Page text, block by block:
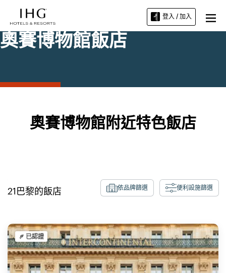
登入 / 加入
奧賽博物館飯店
奧賽博物館附近特色飯店
21 巴黎的飯店 依品牌篩選 便利設施篩選
已認證